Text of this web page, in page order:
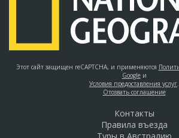
Этот сайт защищен reCAPTCHA, и применяются
Googleи
Условия предоставления услуг.
Отозвать соглашение
Контакты
Правила въезда